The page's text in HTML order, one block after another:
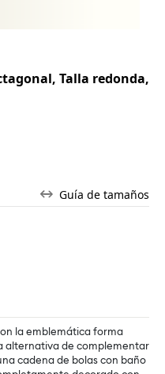
Talla redonda,
Guía de tamaños
la emblemática forma
alternativa de complementar
cadena de bolas con baño